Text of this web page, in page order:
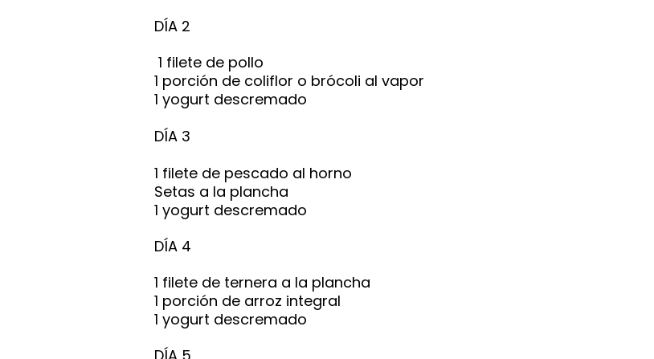
DÍA 2
1 filete de pollo
1 porción de coliflor o brócoli al vapor
1 yogurt descremado
DÍA 3
1 filete de pescado al horno
Setas a la plancha
1 yogurt descremado
DÍA 4
1 filete de ternera a la plancha
1 porción de arroz integral
1 yogurt descremado